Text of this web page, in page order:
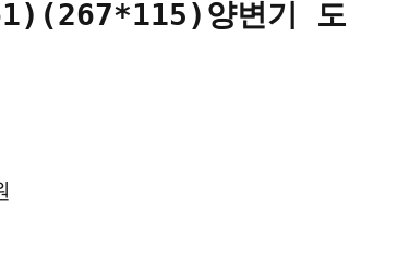
양변기 도